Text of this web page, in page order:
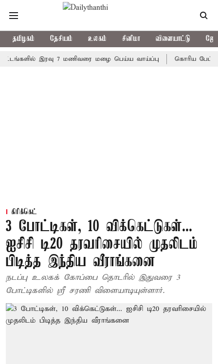
தமிழகம் தேசியம் உலகம் சினிமா விளையாட்டு
இரவு 7 மணிவரை மழை பெய்ய வாய்ப்பு கொரிய பேட்மிண்டன்
கிரிக்கெட்
3 போட்டிகள், 10 விக்கெட்டுகள்...
ஐசிசி டி20 தரவரிசையில் முதலிடம்
பிடித்த இந்திய வீராங்கனை
நடப்பு உலகக் கோப்பை தொடரில் இதுவரை 3
போட்டிகளில் ஸ்ரீ சரணி விளையாடியுள்ளார்.